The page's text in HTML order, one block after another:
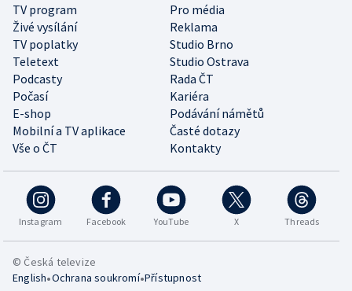
TV program
Pro média
Živé vysílání
Reklama
TV poplatky
Studio Brno
Teletext
Studio Ostrava
Podcasty
Rada ČT
Počasí
Kariéra
E-shop
Podávání námětů
Mobilní a TV aplikace
Časté dotazy
Vše o ČT
Kontakty
Instagram Facebook YouTube X Threads
© Česká televize
English•Ochrana soukromí•Přístupnost